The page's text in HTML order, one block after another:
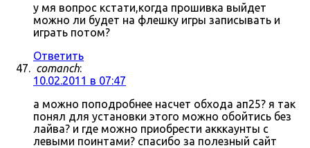
у мя вопрос кстати,когда прошивка выйдет
можно ли будет на флешку игры записывать и
играть потом?
Ответить
comanch:
10.02.2011 в 07:47
а можно поподробнее насчет обхода ап25? я так
понял для установки этого можно обойтись без
лайва? и где можно приобрести акккаунты с
левыми поинтами? спасибо за полезный сайт